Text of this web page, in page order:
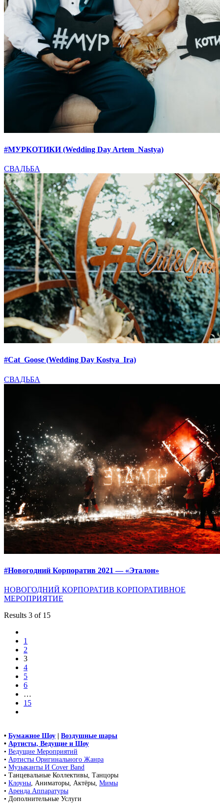
#МУРКОТИКИ (Wedding Day Artem_Nastya)
СВАДЬБА
#Cat_Goose (Wedding Day Kostya_Ira)
СВАДЬБА
#Новогодний Корпоратив 2021 — «Эталон»
НОВОГОДНИЙ КОРПОРАТИВ КОРПОРАТИВНОЕ
МЕРОПРИЯТИЕ
Results 3 of 15
1
2
3
4
5
6
…
15
• Бумажное Шоу
Воздушные шары
• Артисты, Ведущие и Шоу
• Ведущие Мероприятий
• Артисты Оригинального Жанра
• Музыканты И Cover Band
• Танцевальные Коллективы, Танцоры
• Клоуны, Аниматоры, Актёры, Мимы
• Аренда Аппаратуры
• Дополнительные Услуги